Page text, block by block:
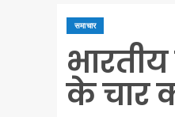
समाचार
के चार